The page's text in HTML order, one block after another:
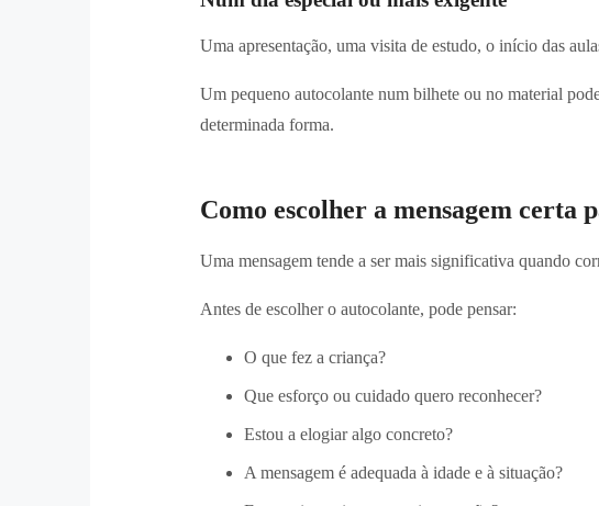
Uma apresentação, uma visita de estudo, o início das
Um pequeno autocolante num bilhete ou no material
determinada forma.
Como escolher a mensagem certa
Uma mensagem tende a ser mais significativa quando
Antes de escolher o autocolante, pode pensar:
O que fez a criança?
Que esforço ou cuidado quero reconhecer?
Estou a elogiar algo concreto?
A mensagem é adequada à idade e à situação?